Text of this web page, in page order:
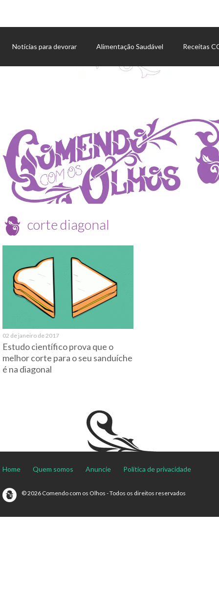
Notícias para devorar Alimentação Saudável Receitas
corte diagonal
02 de janeiro de 2017
Estudo científico prova que o
melhor corte para o seu sanduíche
é na diagonal
Home Quem somos Anuncie Política de privacidade
© 2026 Comendo com os Olhos - Todos os direitos reservados